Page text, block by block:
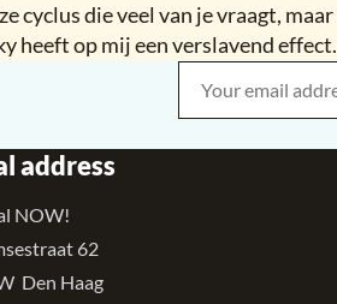
cyclus die veel van je vraagt, maar
heeft op mij een verslavend effect.
address
NOW!
62
Den Haag